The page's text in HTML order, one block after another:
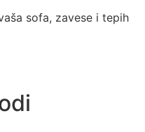
sofa, zavese i tepih